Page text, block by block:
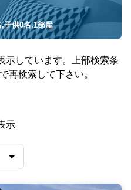
,子供0名,1部屋
示しています。上部検索条
再検索して下さい。
示